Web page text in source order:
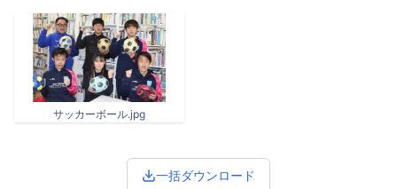
サッカーボール.jpg
一括ダウンロード